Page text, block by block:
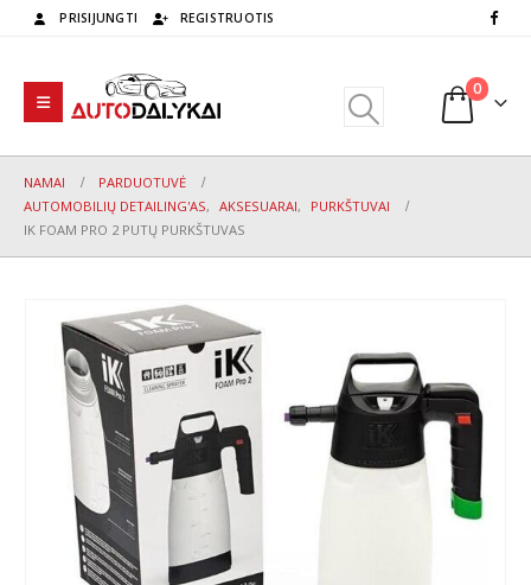
PRISIJUNGTI REGISTRUOTIS
0
NAMAI
PARDUOTUVĖ
AUTOMOBILIŲ DETAILING'AS, AKSESUARAI,
PURKŠTUVAI
IK FOAM PRO 2 PUTŲ PURKŠTUVAS